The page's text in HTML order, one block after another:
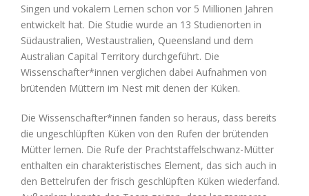
Singen und vokalem Lernen schon vor 5 Millionen Jahren
entwickelt hat. Die Studie wurde an 13 Studienorten in
Südaustralien, Westaustralien, Queensland und dem
Australian Capital Territory durchgeführt. Die
Wissenschafter*innen verglichen dabei Aufnahmen von
brütenden Müttern im Nest mit denen der Küken.
Die Wissenschafter*innen fanden so heraus, dass bereits
die ungeschlüpften Küken von den Rufen der brütenden
Mütter lernen. Die Rufe der Prachtstaffelschwanz-Mütter
enthalten ein charakteristisches Element, das sich auch in
den Bettelrufen der frisch geschlüpften Küken wiederfand.